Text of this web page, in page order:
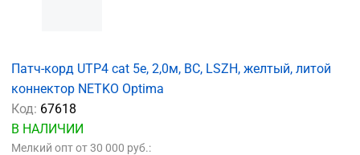
Патч-корд UTP4 cat 5e, 2,0м, ВС, LSZH, желтый, литой
коннектор NETKO Optima
Код: 67618
В НАЛИЧИИ
Мелкий опт от 30 000 руб.: